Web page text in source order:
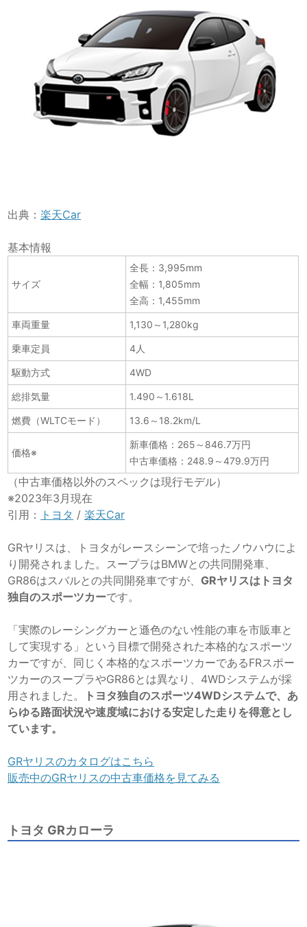
出典：楽天Car
基本情報
サイズ
全長：3,995mm
全幅：1,805mm
全高：1,455mm
車両重量 1,130～1,280kg
乗車定員 4人
駆動方式 4WD
総排気量 1.490～1.618L
燃費（WLTCモード） 13.6～18.2km/L
価格※
新車価格：265～846.7万円
中古車価格：248.9～479.9万円
（中古車価格以外のスペックは現行モデル）
※2023年3月現在
引用：
トヨタ /楽天Car
GRヤリスは、トヨタがレースシーンで培ったノウハウによ
り開発されました。スープラはBMWとの共同開発車、
GR86はスバルとの共同開発車ですが、 GRヤリスはトヨタ
独自のスポーツカーです。
「実際のレーシングカーと遜色のない性能の車を市販車と
して実現する」という目標で開発された本格的なスポーツ
カーですが、同じく本格的なスポーツカーであるFRスポー
ツカーのスープラやGR86とは異なり、4WDシステムが採
用されました。
トヨタ独自のスポーツ4WDシステムで、あ
らゆる路面状況や速度域における安定した走りを得意とし
ています。
GRヤリスのカタログはこちら
販売中のGRヤリスの中古車価格を見てみる
トヨタ GRカローラ